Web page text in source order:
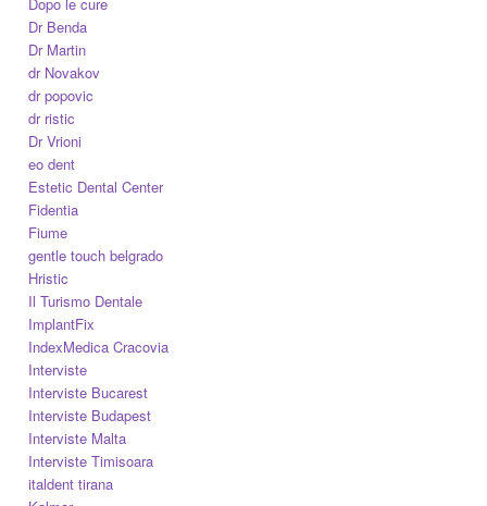
Dr Benda
Dr Martin
dr Novakov
dr popovic
dr ristic
Dr Vrioni
eo dent
Estetic Dental Center
Fidentia
Fiume
gentle touch belgrado
Hristic
Il Turismo Dentale
ImplantFix
IndexMedica Cracovia
Interviste
Interviste Bucarest
Interviste Budapest
Interviste Malta
Interviste Timisoara
italdent tirana